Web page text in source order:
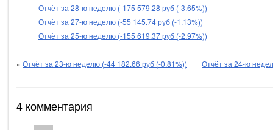
Отчёт за 28-ю неделю (-175 579.28 руб (-3.65%))
Отчёт за 27-ю неделю (-55 145.74 руб (-1.13%))
Отчёт за 25-ю неделю (-155 619.37 руб (-2.97%))
« Отчёт за 23-ю неделю (-44 182.66 руб (-0.81%)) Отчёт за 24-ю
4 комментария